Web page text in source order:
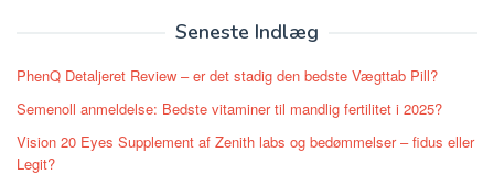
Seneste Indlæg
PhenQ Detaljeret Review – er det stadig den bedste Vægttab Pill?
Semenoll anmeldelse: Bedste vitaminer til mandlig fertilitet i 2025?
Vision 20 Eyes Supplement af Zenith labs og bedømmelser – fidus eller
Legit?